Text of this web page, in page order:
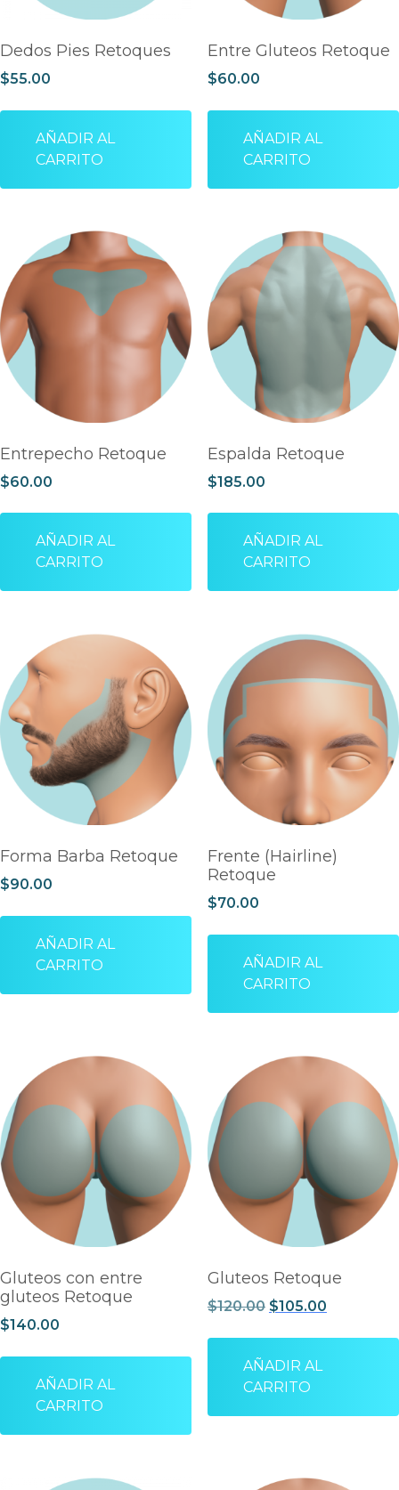
Dedos Pies Retoques
$55.00
AÑADIR AL
CARRITO
Entre Gluteos Retoque
$60.00
AÑADIR AL
CARRITO
Entrepecho Retoque
$60.00
AÑADIR AL
CARRITO
Espalda Retoque
$185.00
AÑADIR AL
CARRITO
Forma Barba Retoque
$90.00
AÑADIR AL
CARRITO
Frente (Hairline)
Retoque
$70.00
AÑADIR AL
CARRITO
Gluteos con entre
gluteos Retoque
$140.00
AÑADIR AL
CARRITO
Gluteos Retoque
$120.00 $105.00
AÑADIR AL
CARRITO